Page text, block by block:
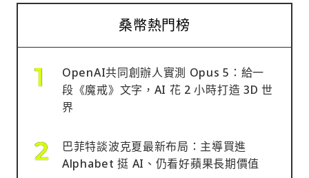
桑幣熱門榜
OpenAI共同創辦人實測 Opus 5：給一
段《魔戒》文字，AI 花 2 小時打造 3D 世
界
巴菲特談波克夏最新布局：主導買進
Alphabet 挺 AI、仍看好蘋果長期價值